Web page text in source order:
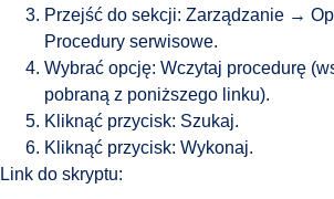
Przejść do sekcji: Zarządzanie →
Procedury serwisowe.
Wybrać opcję: Wczytaj procedurę
pobraną z poniższego linku).
Kliknąć przycisk: Szukaj.
Kliknąć przycisk: Wykonaj.
Link do skryptu: